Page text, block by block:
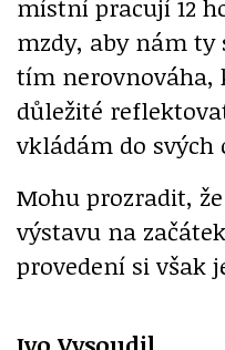
místní pracují 12
mzdy, aby nám
tím nerovnováha,
důležité
vkládám do svých
Mohu prozradit,
výstavu na
provedení si však
Ivo Vysoudil